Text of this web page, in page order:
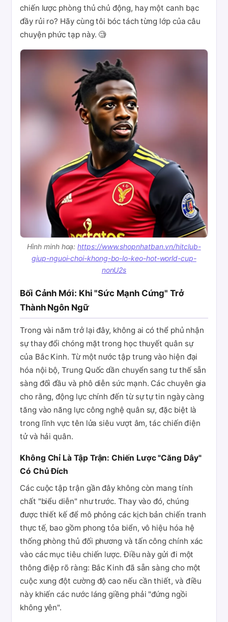
chiến lược phòng thủ chủ động, hay một canh bạc
đầy rủi ro? Hãy cùng tôi bóc tách từng lớp của câu
chuyện phức tạp này. 🧐
Hình minh hoạ:https://www.shopnhatban.vn/hitclub-
giup-nguoi-choi-khong-bo-lo-keo-hot-world-cup-
nonU2s
Bối Cảnh Mới: Khi "Sức Mạnh Cứng" Trở
Thành Ngôn Ngữ
Trong vài năm trở lại đây, không ai có thể phủ nhận
sự thay đổi chóng mặt trong học thuyết quân sự
của Bắc Kinh. Từ một nước tập trung vào hiện đại
hóa nội bộ, Trung Quốc dần chuyển sang tư thế sẵn
sàng đối đầu và phô diễn sức mạnh. Các chuyên gia
cho rằng, động lực chính đến từ sự tự tin ngày càng
tăng vào năng lực công nghệ quân sự, đặc biệt là
trong lĩnh vực tên lửa siêu vượt âm, tác chiến điện
tử và hải quân.
Không Chỉ Là Tập Trận: Chiến Lược "Căng Dây"
Có Chủ Đích
Các cuộc tập trận gần đây không còn mang tính
chất "biểu diễn" như trước. Thay vào đó, chúng
được thiết kế để mô phỏng các kịch bản chiến tranh
thực tế, bao gồm phong tỏa biển, vô hiệu hóa hệ
thống phòng thủ đối phương và tấn công chính xác
vào các mục tiêu chiến lược. Điều này gửi đi một
thông điệp rõ ràng: Bắc Kinh đã sẵn sàng cho một
cuộc xung đột cường độ cao nếu cần thiết, và điều
này khiến các nước láng giềng phải "đứng ngồi
không yên".